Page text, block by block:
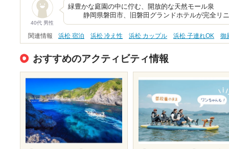
40代 男性
緑豊かな庭園の中に佇む、
静岡県磐田市、旧磐田グランドホテルが完全リ
関連情報 浜松 宿泊 浜松 冷え性 浜松 カップル 浜松 子連れOK 御
おすすめのアクティビティ情報